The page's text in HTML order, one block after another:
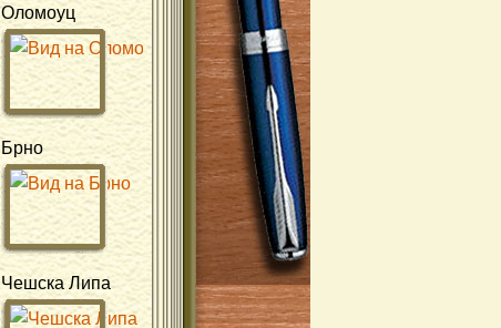
Оломоуц
Брно
Чешска Липа